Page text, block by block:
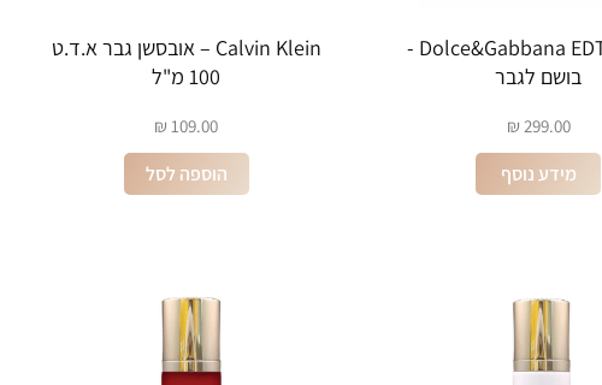
Dolce&Gabbana EDT 150ML -
בושם לגבר
299.00
₪
מידע נוסף
Calvin Klein – אובסשן גבר א.ד.ט
100 מ"ל
109.00
₪
הוספה לסל